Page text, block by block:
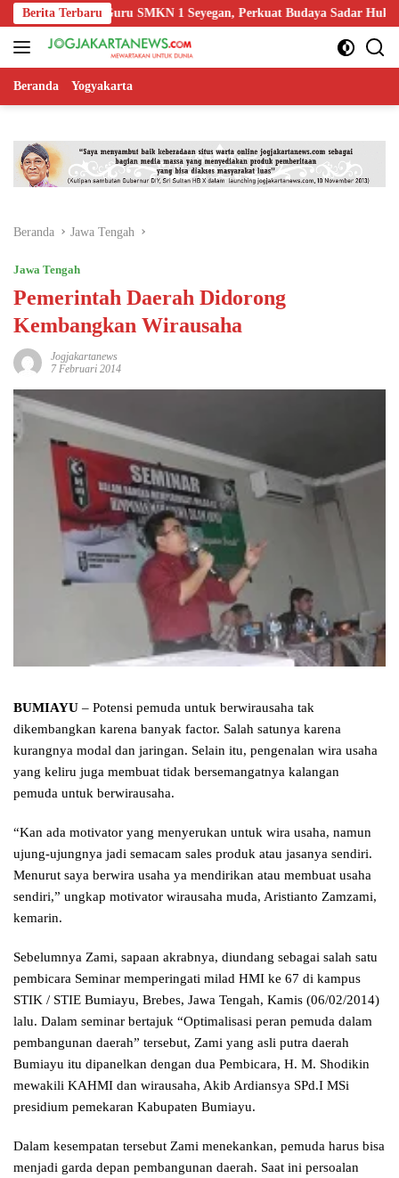
Langsung
ke
konten
Berita Terbaru
Edukasi Guru SMKN 1 Seyegan, Perkuat Budaya Sadar Hukum di
Beranda Yogyakarta
Beranda Jawa Tengah
Jawa Tengah
Pemerintah Daerah Didorong
Kembangkan Wirausaha
Jogjakartanews
7 Februari 2014
BUMIAYU – Potensi pemuda untuk berwirausaha tak
dikembangkan karena banyak factor. Salah satunya karena
kurangnya modal dan jaringan. Selain itu, pengenalan wira usaha
yang keliru juga membuat tidak bersemangatnya kalangan
pemuda untuk berwirausaha.
“Kan ada motivator yang menyerukan untuk wira usaha, namun
ujung-ujungnya jadi semacam sales produk atau jasanya sendiri.
Menurut saya berwira usaha ya mendirikan atau membuat usaha
sendiri,” ungkap motivator wirausaha muda, Aristianto Zamzami,
kemarin.
Sebelumnya Zami, sapaan akrabnya, diundang sebagai salah satu
pembicara Seminar memperingati milad HMI ke 67 di kampus
STIK / STIE Bumiayu, Brebes, Jawa Tengah, Kamis (06/02/2014)
lalu. Dalam seminar bertajuk “Optimalisasi peran pemuda dalam
pembangunan daerah” tersebut, Zami yang asli putra daerah
Bumiayu itu dipanelkan dengan dua Pembicara, H. M. Shodikin
mewakili KAHMI dan wirausaha, Akib Ardiansya SPd.I MSi
presidium pemekaran Kabupaten Bumiayu.
Dalam kesempatan tersebut Zami menekankan, pemuda harus bisa
menjadi garda depan pembangunan daerah. Saat ini persoalan